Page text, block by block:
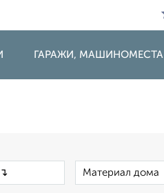
ГАРАЖИ, МАШИНОМЕСТА